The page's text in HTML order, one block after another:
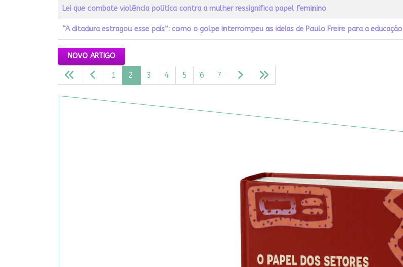
Lei que combate violência política contra a mulher ressignifica papel feminino
“A ditadura estragou esse país”: como o golpe interrompeu as ideias de Paulo Freire para a educação
NOVO ARTIGO
1 2 3 4 5 6 7